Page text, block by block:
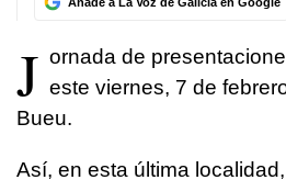
J ornada de
este viernes, 7 de
Bueu.
Así, en esta última